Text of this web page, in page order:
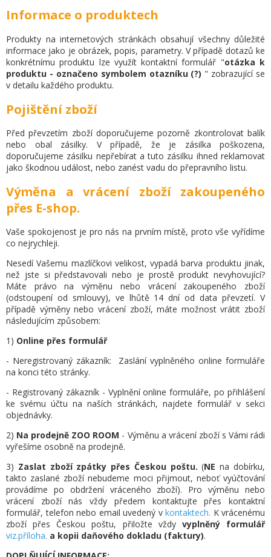
Informace o produktech
Produkty na internetových stránkách obsahují všechny důležité
informace jako je obrázek, popis, parametry. V případě dotazů ke
konkrétnímu produktu lze využít kontaktní formulář "otázka k
produktu - označeno symbolem otazníku (?) " zobrazující se
v detailu každého produktu.
Pojištění zboží
Před převzetím zboží doporučujeme pozorně zkontrolovat balík
nebo obal zásilky. V případě, že je zásilka poškozena,
doporučujeme zásilku nepřebírat a tuto zásilku ihned reklamovat
jako škodnou událost, nebo zanést vadu do přepravního listu.
Výměna a vrácení zboží zakoupeného
přes E-shop.
Vaše spokojenost je pro nás na prvním místě, proto vše vyřídíme
co nejrychleji.
Nesedí Vašemu mazlíčkovi velikost, vypadá barva produktu jinak,
než jste si představovali nebo je prostě produkt nevyhovující?
Máte právo na výměnu nebo vrácení zakoupeného zboží
(odstoupení od smlouvy), ve lhůtě 14 dní od data převzetí. V
případě výměny nebo vrácení zboží, máte možnost vrátit zboží
následujícím způsobem:
1) Online přes formulář
- Neregistrovaný zákazník: Zaslání vyplněného online formuláře
na konci této stránky.
- Registrovaný zákazník - Vyplnění online formuláře, po přihlášení
ke svému účtu na naších stránkách, najdete formulář v sekci
objednávky.
2) Na prodejně ZOO ROOM - Výměnu a vrácení zboží s Vámi rádi
vyřešíme osobně na prodejně.
3) Zaslat zboží zpátky přes Českou poštu. (NE na dobírku,
takto zaslané zboží nebudeme moci přijmout, neboť vyúčtování
provádíme po obdržení vráceného zboží). Pro výměnu nebo
vrácení zboží nás vždy předem kontaktujte přes kontaktní
formulář, telefon nebo email uvedený v kontaktech. K vrácenému
zboží přes Českou poštu, přiložte vždy vyplněný formulář
viz.příloha. a kopii daňového dokladu (faktury).